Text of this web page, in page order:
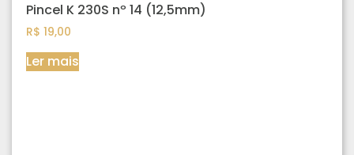
Pincel K 230S nº 14 (12,5mm)
R$ 19,00
Ler mais